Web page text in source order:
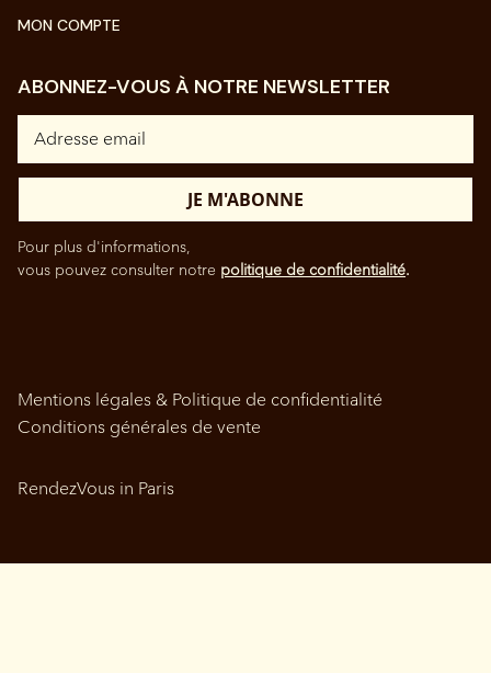
MON COMPTE
ABONNEZ-VOUS À NOTRE NEWSLETTER
Pour plus d'informations,
vous pouvez consulter notre politique de confidentialité.
RendezVous in Paris
Mentions légales & Politique de confidentialité
Conditions générales de vente